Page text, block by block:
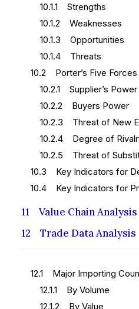
10.1.1 Strengths
10.1.2 Weaknesses
10.1.3 Opportunities
10.1.4 Threats
10.2 Porter’s Five Forces
10.2.1 Supplier’s Power
10.2.2 Buyers Power
10.2.3 Threat of New
10.2.4 Degree of
10.2.5 Threat of
10.3 Key Indicators for
10.4 Key Indicators for
11 Value Chain Analysis
12 Trade Data Analysis
12.1 Major Importing
12.1.1 By Volume
12.1.2 By Value